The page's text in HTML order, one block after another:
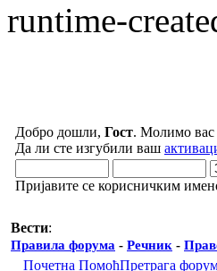
runtime-
Добро дошли, Гост. Молимо вас
Да ли сте изгубили ваш
Пријавите се корисничким
Вести:
Правила форума - Речник -
Почетна ПомоћПретрага